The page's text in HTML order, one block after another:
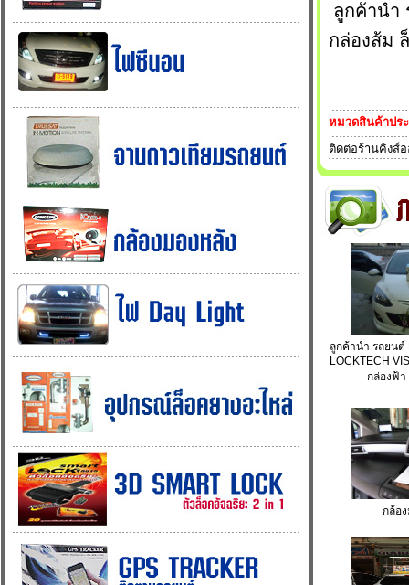
ลูกค้านำ
กล่องส้ม
หมวดสินค้าปร
ติดต่อร้านคิงส์อ
ลูกค้านำ รถยนต์
LOCKTECH
กล่องฟ้
กล้อ